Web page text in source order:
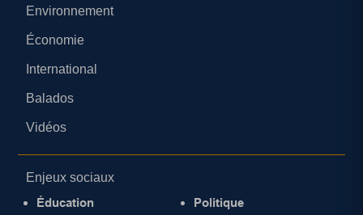
Environnement
Économie
International
Balados
Vidéos
Enjeux sociaux
Éducation
Politique